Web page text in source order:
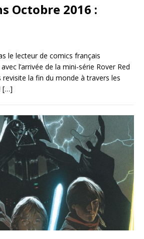
Octobre 2016 :
le lecteur de comics français
l’arrivée de la mini-série Rover Red
revisite la fin du monde à travers les
[…]